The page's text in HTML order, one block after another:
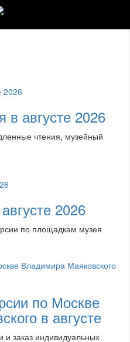
в августе 2026
чтения, музейный
2026
по площадкам музея
по Москве
в августе
заказ индивидуальных